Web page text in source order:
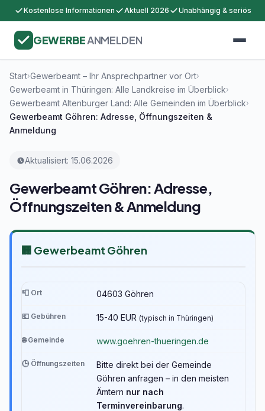
Kostenlose Informationen Aktuell 2026 Unabhängig & seriös
GEWERBEANMELDEN
Start›Gewerbeamt – Ihr Ansprechpartner vor Ort›
Gewerbeamt in Thüringen: Alle Landkreise im Überblick›
Gewerbeamt Altenburger Land: Alle Gemeinden im Überblick›
Gewerbeamt Göhren: Adresse, Öffnungszeiten &
Anmeldung
Aktualisiert: 15.06.2026
Gewerbeamt Göhren: Adresse,
Öffnungszeiten & Anmeldung
🏢 Gewerbeamt Göhren
📮 Ort 04603 Göhren
💶 Gebühren 15-40 EUR (typisch in Thüringen)
🌐 Gemeinde www.goehren-thueringen.de
🕒 Öffnungszeiten
Bitte direkt bei der Gemeinde
Göhren anfragen – in den meisten
Ämtern nur nach
Terminvereinbarung.